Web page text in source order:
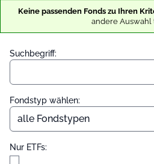
Keine passenden Fonds zu Ihren
andere Auswahl
Suchbegriff:
Fondstyp wählen:
Nur ETFs: